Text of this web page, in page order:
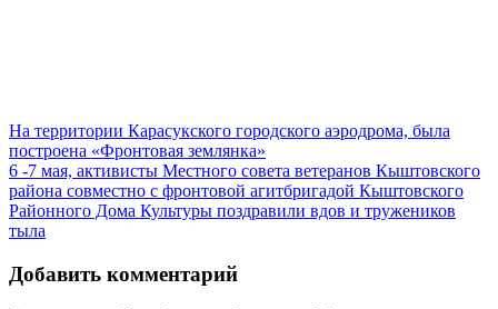
На территории Карасукского городского аэродрома, была
построена «Фронтовая землянка»
6 -7 мая, активисты Местного совета ветеранов Кыштовского
района совместно с фронтовой агитбригадой Кыштовского
Районного Дома Культуры поздравили вдов и тружеников
тыла
Добавить комментарий